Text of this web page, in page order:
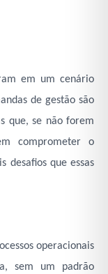
em um cenário
de gestão são
que, se não forem
comprometer o
desafios que essas
operacionais
sem um padrão